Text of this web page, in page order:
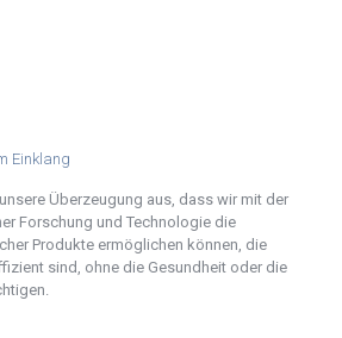
Einklang
Überzeugung aus, dass wir mit der
Forschung und Technologie die
Produkte ermöglichen können, die
sind, ohne die Gesundheit oder die